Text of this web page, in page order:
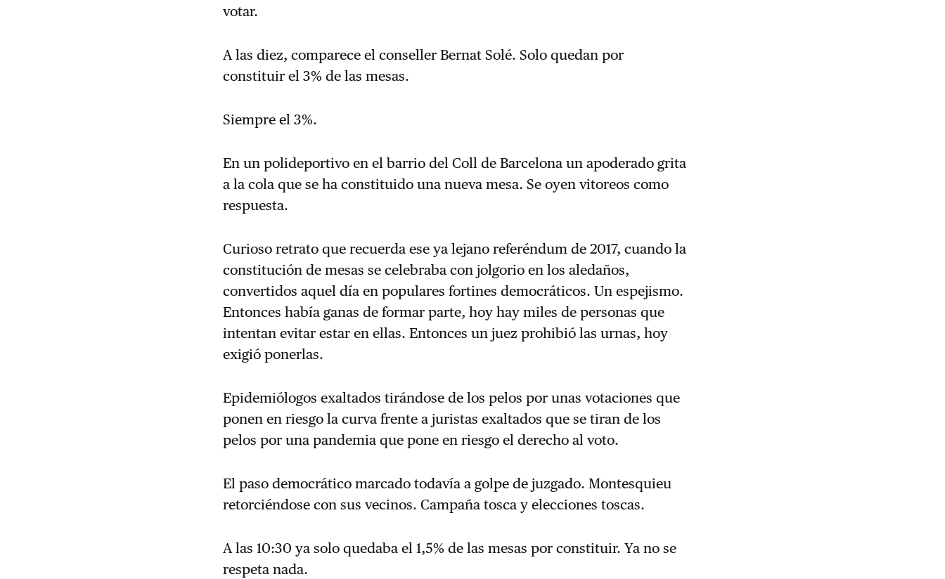
votar.
A las diez, comparece el conseller Bernat Solé. Solo quedan por
constituir el 3% de las mesas.
Siempre el 3%.
En un polideportivo en el barrio del Coll de Barcelona un apoderado grita
a la cola que se ha constituido una nueva mesa. Se oyen vitoreos como
respuesta.
Curioso retrato que recuerda ese ya lejano referéndum de 2017, cuando la
constitución de mesas se celebraba con jolgorio en los aledaños,
convertidos aquel día en populares fortines democráticos. Un espejismo.
Entonces había ganas de formar parte, hoy hay miles de personas que
intentan evitar estar en ellas. Entonces un juez prohibió las urnas, hoy
exigió ponerlas.
Epidemiólogos exaltados tirándose de los pelos por unas votaciones que
ponen en riesgo la curva frente a juristas exaltados que se tiran de los
pelos por una pandemia que pone en riesgo el derecho al voto.
El paso democrático marcado todavía a golpe de juzgado. Montesquieu
retorciéndose con sus vecinos. Campaña tosca y elecciones toscas.
A las 10:30 ya solo quedaba el 1,5% de las mesas por constituir. Ya no se
respeta nada.